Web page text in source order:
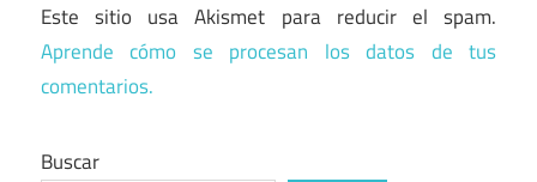
Este sitio usa Akismet para reducir el spam.
Aprende cómo se procesan los datos de tus
comentarios.
Buscar